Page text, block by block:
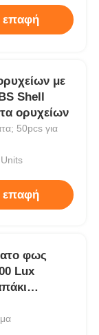
επαφή
με
Shell
ορυχείων
50pcs για
επαφή
φως
Lux